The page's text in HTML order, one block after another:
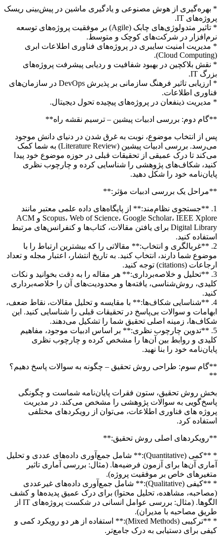
* بهره‌گیری از هوش مصنوعی و یادگیری ماشین در پیش‌بینی ریسک
پروژه‌های IT.
* تاثیر متدولوژی‌های چابک (Agile) بر موفقیت پروژه‌های توسعه
نرم‌افزار در شرکت‌های کوچک و متوسط.
* مدیریت امنیت سایبری در پروژه‌های فناوری اطلاعات ابری
(Cloud Computing).
* نقش بلاکچین در بهبود شفافیت و ردیابی پیشرفت پروژه‌های
بزرگ IT.
* ارزیابی تاثیر فرهنگ سازمانی بر پذیرش DevOps در سازمان‌های
فناوری اطلاعات.
* مدیریت ذینفعان در پروژه‌های پیچیده تحول دیجیتال.
**گام دوم: بررسی ادبیات پیشین – ترسیم نقشه راه**
پس از انتخاب موضوع، نوبت به غرق شدن در دنیای دانش موجود
می‌رسد. بررسی ادبیات پیشین (Literature Review) به شما کمک
می‌کند تا درک عمیقی از تحقیقات قبلی در حوزه موضوع خود پیدا
کنید، شکاف‌های پژوهشی را شناسایی کرده و چارچوب نظری
پایان‌نامه خود را شکل دهید.
**مراحل یک بررسی ادبیات مؤثر:**
1. **جستجوی نظام‌مند:** از پایگاه‌های داده علمی معتبر مانند
Scopus، Web of Science، Google Scholar، IEEE Xplore و ACM
Digital Library برای یافتن مقالات، کتاب‌ها و کنفرانس‌های مرتبط
استفاده کنید.
2. **غربالگری و انتخاب:** مقالاتی را که بیشترین ارتباط را با
موضوع شما دارند، انتخاب کنید. به تاریخ انتشار، اعتبار مجله و تعداد
ارجاعات (citations) توجه کنید.
3. **تحلیل و خلاصه‌برداری:** هر مقاله را به دقت بخوانید و نکات
کلیدی، روش‌شناسی، یافته‌ها و محدودیت‌های آن را خلاصه‌برداری
کنید.
4. **شناسایی شکاف‌ها:** با مقایسه و تحلیل مقالات، نقاط ضعف،
ابهامات و سوالات بی‌پاسخ در تحقیقات قبلی را شناسایی کنید. این
شکاف‌ها، زمینه اصلی تحقیق شما را تشکیل می‌دهند.
5. **تدوین چارچوب نظری:** بر اساس ادبیات موجود، مفاهیم
کلیدی و روابط بین آن‌ها را مشخص کرده و چارچوب نظری
پایان‌نامه خود را بنا نهید.
**گام سوم: طراحی روش تحقیق – چگونه به سوالات پاسخ دهیم؟
**
بخش روش تحقیق، ستون فقرات پایان‌نامه شماست و چگونگی
پاسخ‌گویی به سوالات پژوهشی را مشخص می‌کند. در مدیریت
پروژه های فناوری اطلاعات، می‌توان از رویکردهای مختلفی
استفاده کرد.
**رویکردهای اصلی روش تحقیق:**
* **کمی (Quantitative):** شامل جمع‌آوری داده‌های عددی و تحلیل
آماری آن‌ها برای آزمون فرضیه‌ها. (مثال: بررسی آماری تاثیر
متغیرهای خاص بر موفقیت پروژه).
* **کیفی (Qualitative):** شامل جمع‌آوری داده‌های غیرعددی
(مصاحبه، مشاهده، تحلیل محتوا) برای درک عمیق پدیده‌ها و کشف
الگوها. (مثال: بررسی عوامل انسانی در شکست پروژه‌های IT از
طریق مصاحبه با مدیران).
* **ترکیبی (Mixed Methods):** استفاده از هر دو رویکرد کمی و
کیفی برای دستیابی به درک جامع‌تر.